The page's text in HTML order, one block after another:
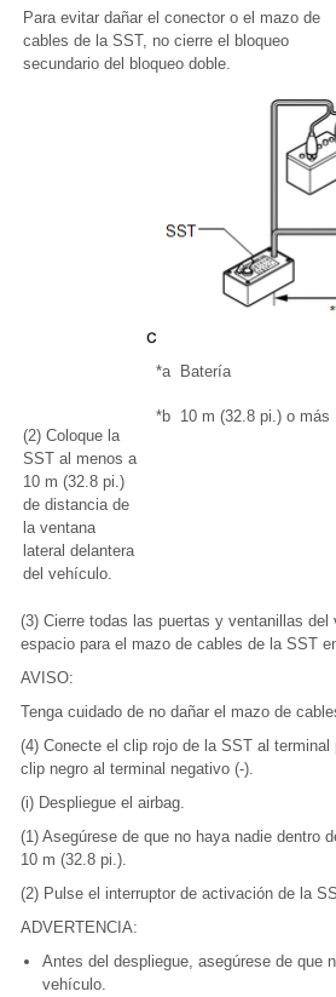
Para evitar dañar el conector o el mazo de
cables de la SST, no cierre el bloqueo
secundario del bloqueo doble.
(2) Coloque la
SST al menos a
10 m (32.8 pi.)
de distancia de
la ventana
lateral delantera
del vehículo.
*a Batería
*b 10 m (32.8 pi.) o más
(3) Cierre todas las puertas y ventanillas
espacio para el mazo de cables de la SST
AVISO:
Tenga cuidado de no dañar el mazo de
(4) Conecte el clip rojo de la SST al terminal
clip negro al terminal negativo (-).
(i) Despliegue el airbag.
(1) Asegúrese de que no haya nadie dentro
10 m (32.8 pi.).
(2) Pulse el interruptor de activación de la
ADVERTENCIA:
Antes del despliegue, asegúrese de que
vehículo.